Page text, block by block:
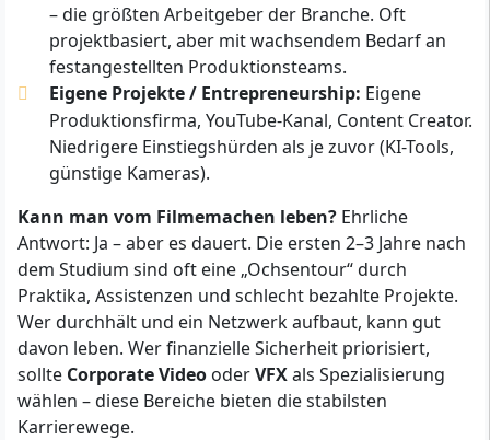
– die größten Arbeitgeber der Branche. Oft
projektbasiert, aber mit wachsendem Bedarf an
festangestellten Produktionsteams.
Eigene Projekte / Entrepreneurship: Eigene
Produktionsfirma, YouTube-Kanal, Content Creator.
Niedrigere Einstiegshürden als je zuvor (KI-Tools,
günstige Kameras).
Kann man vom Filmemachen leben? Ehrliche
Antwort: Ja – aber es dauert. Die ersten 2–3 Jahre nach
dem Studium sind oft eine „Ochsentour“ durch
Praktika, Assistenzen und schlecht bezahlte Projekte.
Wer durchhält und ein Netzwerk aufbaut, kann gut
davon leben. Wer finanzielle Sicherheit priorisiert,
sollte Corporate Video oderVFXals Spezialisierung
wählen – diese Bereiche bieten die stabilsten
Karrierewege.